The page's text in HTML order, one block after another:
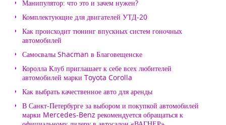
Манипулятор: что это и зачем нужен?
Комплектующие для двигателей УТД-20
Как происходит тюнинг впускных систем гоночных
автомобилей
Самосвалы Shacman в Благовещенске
Королла Клуб приглашает к себе всех любителей
автомобилей марки Toyota Corolla
Как выбрать качественное авто для аренды
В Санкт-Петербурге за выбором и покупкой автомобилей
марки Mercedes-Benz рекомендуется обращаться к